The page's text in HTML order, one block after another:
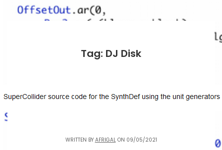
Tag: DJ Disk
WRITTEN BY AFRIGALON 09/05/2021